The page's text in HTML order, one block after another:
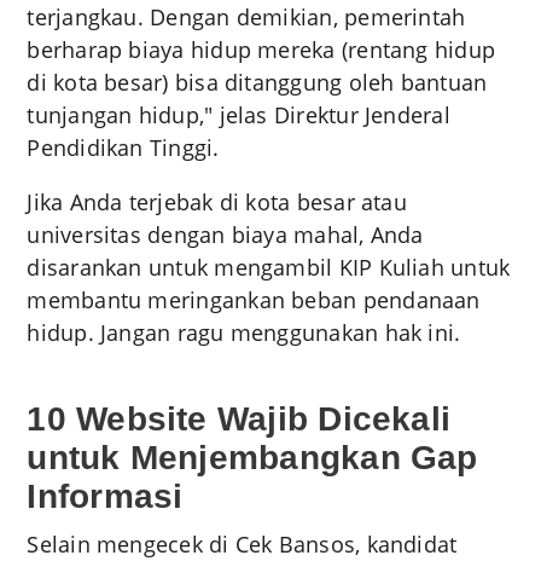
terjangkau. Dengan demikian, pemerintah
berharap biaya hidup mereka (rentang hidup
di kota besar) bisa ditanggung oleh bantuan
tunjangan hidup," jelas Direktur Jenderal
Pendidikan Tinggi.
Jika Anda terjebak di kota besar atau
universitas dengan biaya mahal, Anda
disarankan untuk mengambil KIP Kuliah untuk
membantu meringankan beban pendanaan
hidup. Jangan ragu menggunakan hak ini.
10 Website Wajib Dicekali
untuk Menjembangkan Gap
Informasi
Selain mengecek di Cek Bansos, kandidat